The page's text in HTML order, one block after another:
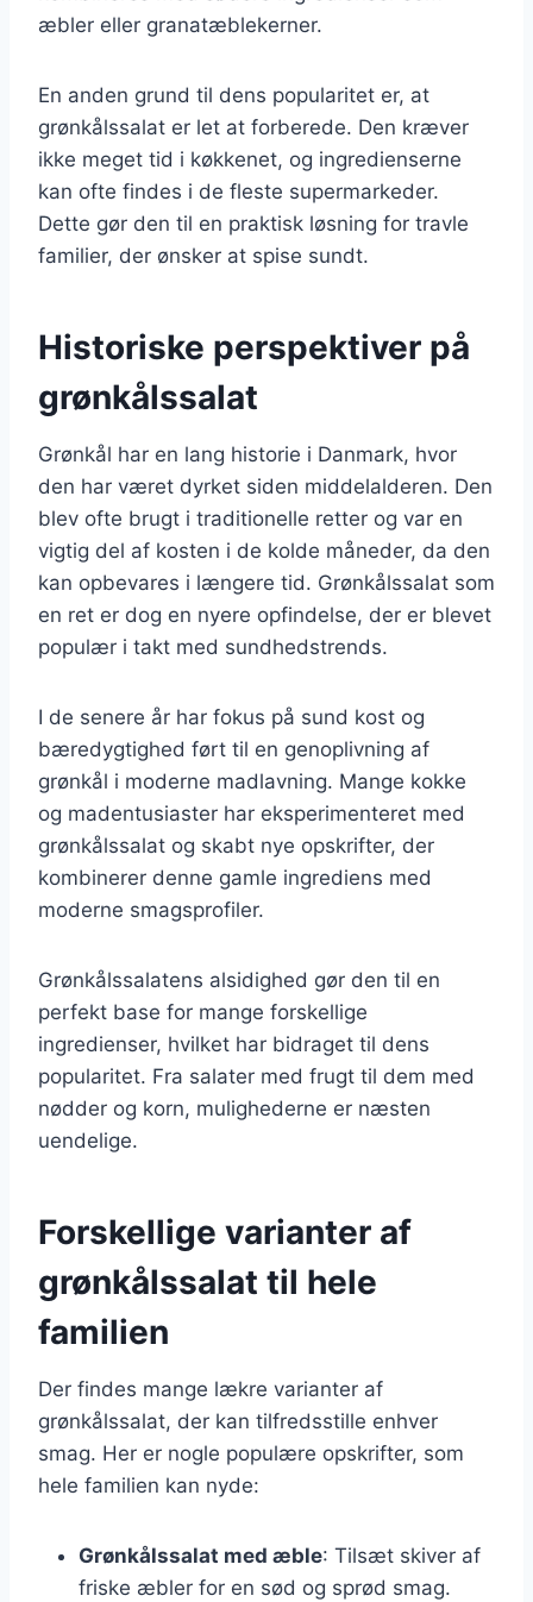
æbler eller granatæblekerner.
En anden grund til dens popularitet er, at
grønkålssalat er let at forberede. Den kræver
ikke meget tid i køkkenet, og ingredienserne
kan ofte findes i de fleste supermarkeder.
Dette gør den til en praktisk løsning for travle
familier, der ønsker at spise sundt.
Historiske perspektiver på
grønkålssalat
Grønkål har en lang historie i Danmark, hvor
den har været dyrket siden middelalderen. Den
blev ofte brugt i traditionelle retter og var en
vigtig del af kosten i de kolde måneder, da den
kan opbevares i længere tid. Grønkålssalat som
en ret er dog en nyere opfindelse, der er blevet
populær i takt med sundhedstrends.
I de senere år har fokus på sund kost og
bæredygtighed ført til en genoplivning af
grønkål i moderne madlavning. Mange kokke
og madentusiaster har eksperimenteret med
grønkålssalat og skabt nye opskrifter, der
kombinerer denne gamle ingrediens med
moderne smagsprofiler.
Grønkålssalatens alsidighed gør den til en
perfekt base for mange forskellige
ingredienser, hvilket har bidraget til dens
popularitet. Fra salater med frugt til dem med
nødder og korn, mulighederne er næsten
uendelige.
Forskellige varianter af
grønkålssalat til hele
familien
Der findes mange lækre varianter af
grønkålssalat, der kan tilfredsstille enhver
smag. Her er nogle populære opskrifter, som
hele familien kan nyde:
Grønkålssalat med æble: Tilsæt skiver af
friske æbler for en sød og sprød smag.